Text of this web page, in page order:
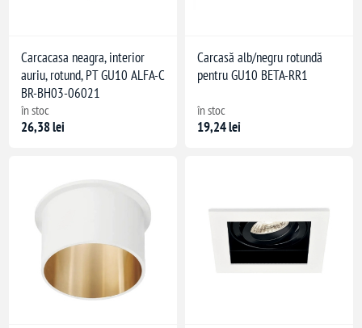
Carcacasa neagra, interior
auriu, rotund, PT GU10 ALFA-C
BR-BH03-06021
în stoc
26,38 lei
Carcasă alb/negru rotundă
pentru GU10 BETA-RR1
în stoc
19,24 lei